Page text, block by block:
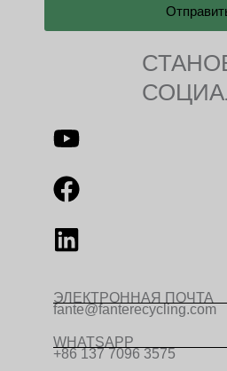
ЭЛЕКТРОННАЯ ПОЧТА
fante@fanterecycling.com
WHATSAPP
+86 137 7096 3575